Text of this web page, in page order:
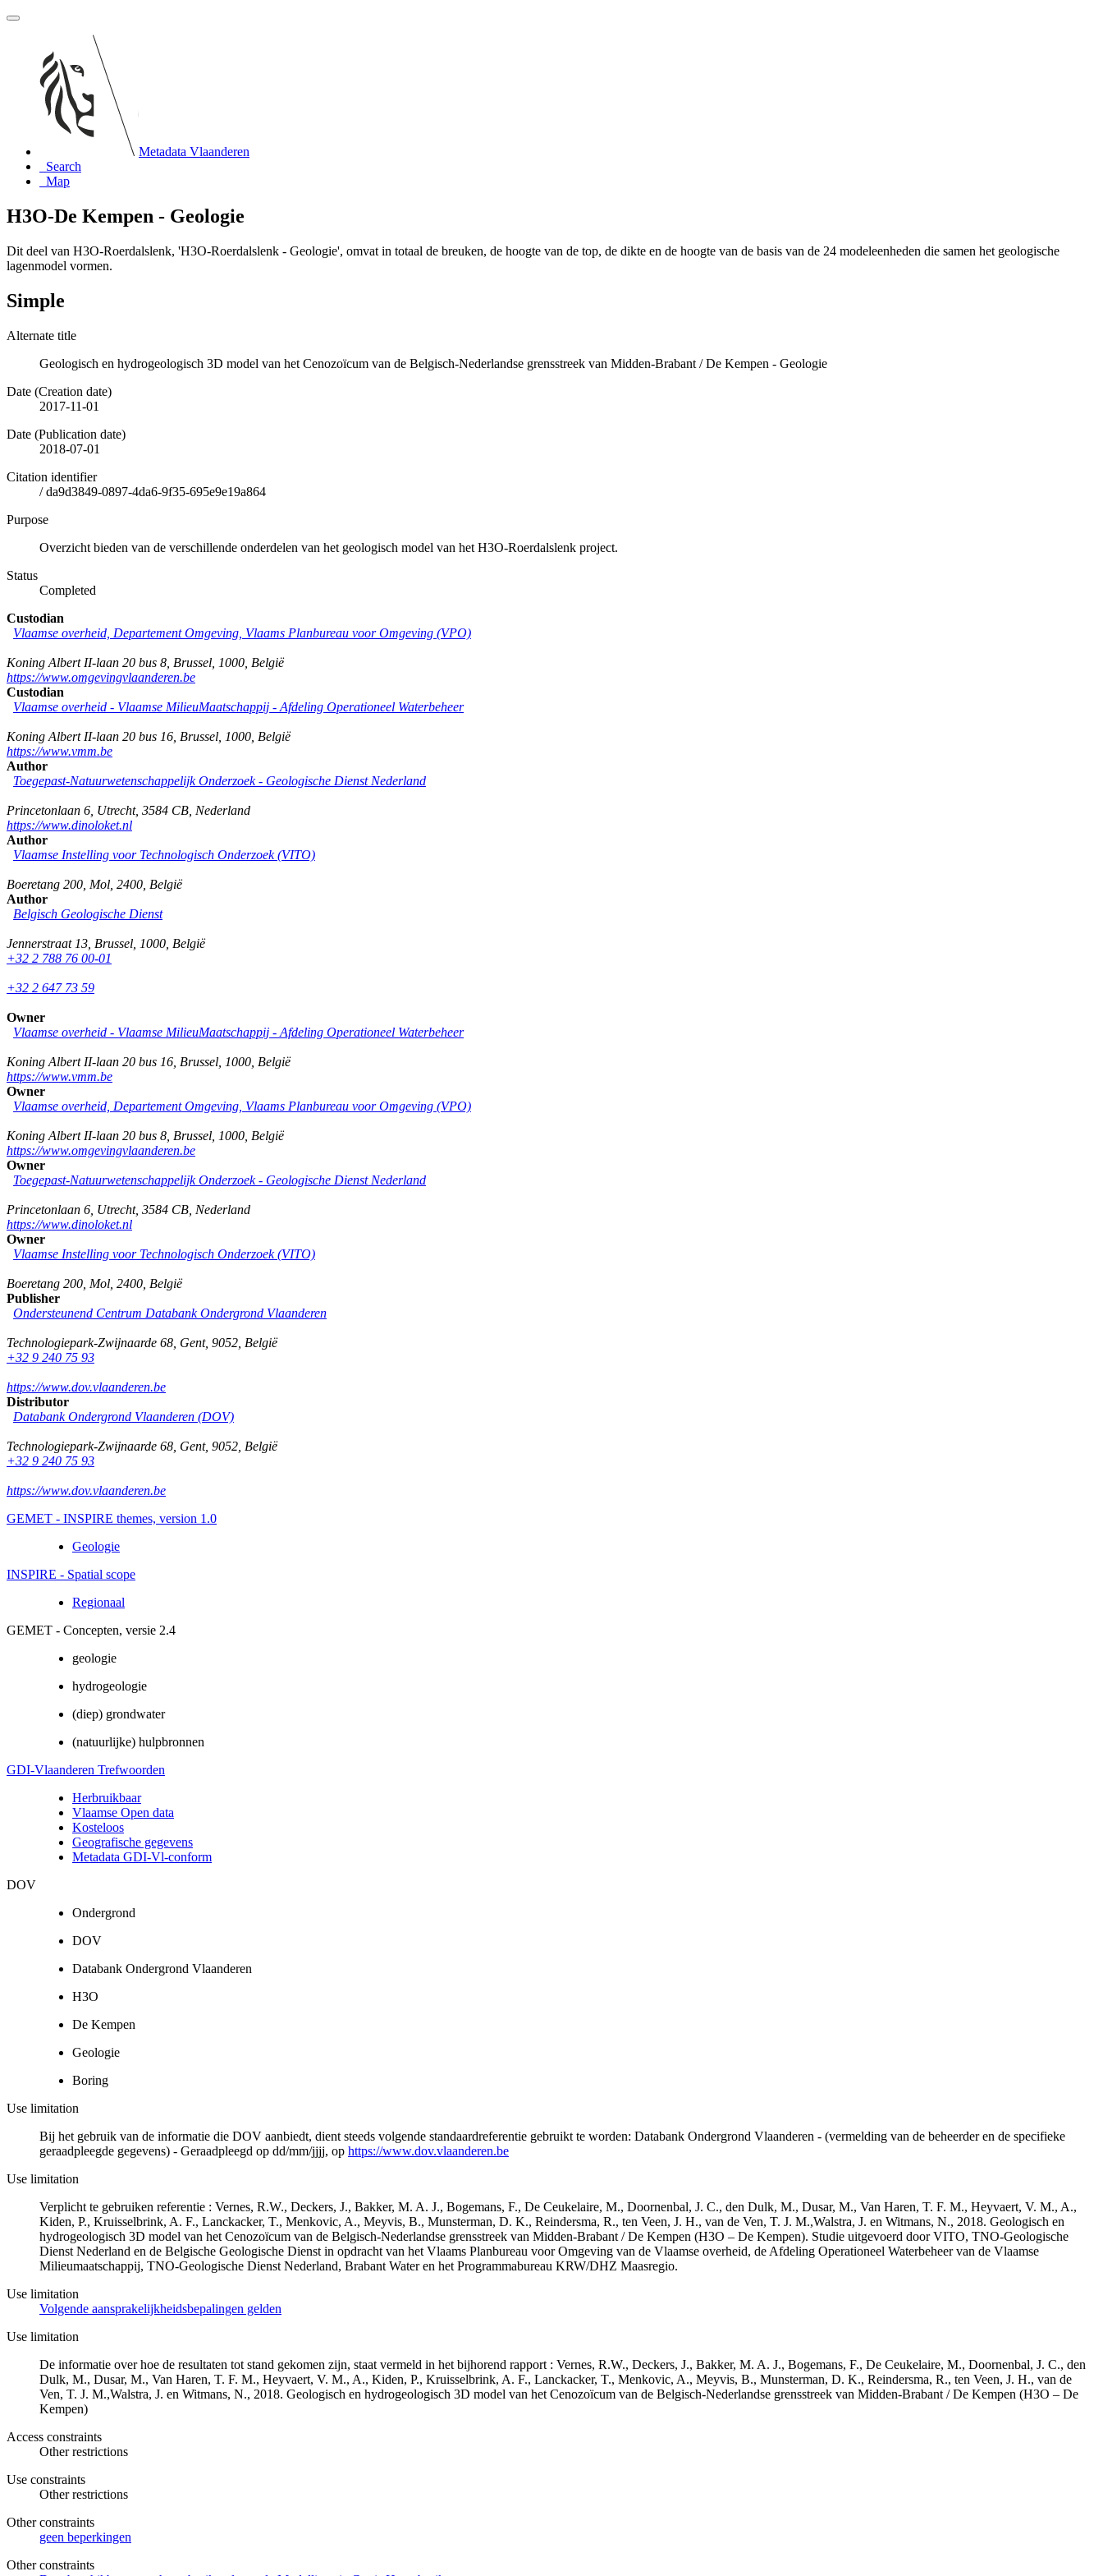
Metadata Vlaanderen
Search
Map
H3O-De Kempen - Geologie
Dit deel van H3O-Roerdalslenk, 'H3O-Roerdalslenk - Geologie', omvat in totaal de breuken, de hoogte van de top, de dikte en de hoogte van de basis van de 24 modeleenheden die samen het geologische
lagenmodel vormen.
Simple
Alternate title
Geologisch en hydrogeologisch 3D model van het Cenozoïcum van de Belgisch-Nederlandse grensstreek van Midden-Brabant / De Kempen - Geologie
Date (Creation date)
2017-11-01
Date (Publication date)
2018-07-01
Citation identifier
/da9d3849-0897-4da6-9f35-695e9e19a864
Purpose
Overzicht bieden van de verschillende onderdelen van het geologisch model van het H3O-Roerdalslenk project.
Status
Completed
Custodian
Vlaamse overheid, Departement Omgeving, Vlaams Planbureau voor Omgeving (VPO)
Koning Albert II-laan 20 bus 8 Brussel 1000 België
https://www.omgevingvlaanderen.be
Custodian
Vlaamse overheid - Vlaamse MilieuMaatschappij - Afdeling Operationeel Waterbeheer
Koning Albert II-laan 20 bus 16 Brussel 1000 België
https://www.vmm.be
Author
Toegepast-Natuurwetenschappelijk Onderzoek - Geologische Dienst Nederland
Princetonlaan 6 Utrecht, 3584 CB Nederland
https://www.dinoloket.nl
Author
Vlaamse Instelling voor Technologisch Onderzoek (VITO)
Boeretang 200 Mol 2400 België
Author
Belgisch Geologische Dienst
Jennerstraat 13 Brussel 1000 België
+32 2 788 76 00-01
+32 2 647 73 59
Owner
Vlaamse overheid - Vlaamse MilieuMaatschappij - Afdeling Operationeel Waterbeheer
Koning Albert II-laan 20 bus 16 Brussel 1000 België
https://www.vmm.be
Owner
Vlaamse overheid, Departement Omgeving, Vlaams Planbureau voor Omgeving (VPO)
Koning Albert II-laan 20 bus 8 Brussel 1000 België
https://www.omgevingvlaanderen.be
Owner
Toegepast-Natuurwetenschappelijk Onderzoek - Geologische Dienst Nederland
Princetonlaan 6 Utrecht, 3584 CB Nederland
https://www.dinoloket.nl
Owner
Vlaamse Instelling voor Technologisch Onderzoek (VITO)
Boeretang 200 Mol 2400 België
Publisher
Ondersteunend Centrum Databank Ondergrond Vlaanderen
Technologiepark-Zwijnaarde 68 Gent, 9052 België
+32 9 240 75 93
https://www.dov.vlaanderen.be
Distributor
Databank Ondergrond Vlaanderen (DOV)
Technologiepark-Zwijnaarde 68 Gent, 9052 België
+32 9 240 75 93
https://www.dov.vlaanderen.be
GEMET - INSPIRE themes, version 1.0
Geologie
INSPIRE - Spatial scope
Regionaal
GEMET - Concepten, versie 2.4
geologie
hydrogeologie
(diep) grondwater
(natuurlijke) hulpbronnen
GDI-Vlaanderen Trefwoorden
Herbruikbaar
Vlaamse Open data
Kosteloos
Geografische gegevens
Metadata GDI-Vl-conform
DOV
Ondergrond
DOV
Databank Ondergrond Vlaanderen
H3O
De Kempen
Geologie
Boring
Use limitation
Bij het gebruik van de informatie die DOV aanbiedt, dient steeds volgende standaardreferentie gebruikt te worden: Databank Ondergrond Vlaanderen - (vermelding van de beheerder en de specifieke
geraadpleegde gegevens) - Geraadpleegd op dd/mm/jjjj, op https://www.dov.vlaanderen.be
Use limitation
Verplicht te gebruiken referentie : Vernes, R.W., Deckers, J., Bakker, M. A. J., Bogemans, F., De Ceukelaire, M., Doornenbal, J. C., den Dulk, M., Dusar, M., Van Haren, T. F. M., Heyvaert, V. M., A.,
Kiden, P., Kruisselbrink, A. F., Lanckacker, T., Menkovic, A., Meyvis, B., Munsterman, D. K., Reindersma, R., ten Veen, J. H., van de Ven, T. J. M.,Walstra, J. en Witmans, N., 2018. Geologisch en
hydrogeologisch 3D model van het Cenozoïcum van de Belgisch-Nederlandse grensstreek van Midden-Brabant / De Kempen (H3O – De Kempen). Studie uitgevoerd door VITO, TNO-Geologische
Dienst Nederland en de Belgische Geologische Dienst in opdracht van het Vlaams Planbureau voor Omgeving van de Vlaamse overheid, de Afdeling Operationeel Waterbeheer van de Vlaamse
Milieumaatschappij, TNO-Geologische Dienst Nederland, Brabant Water en het Programmabureau KRW/DHZ Maasregio.
Use limitation
Volgende aansprakelijkheidsbepalingen gelden
Use limitation
De informatie over hoe de resultaten tot stand gekomen zijn, staat vermeld in het bijhorend rapport : Vernes, R.W., Deckers, J., Bakker, M. A. J., Bogemans, F., De Ceukelaire, M., Doornenbal, J. C., den
Dulk, M., Dusar, M., Van Haren, T. F. M., Heyvaert, V. M., A., Kiden, P., Kruisselbrink, A. F., Lanckacker, T., Menkovic, A., Meyvis, B., Munsterman, D. K., Reindersma, R., ten Veen, J. H., van de
Ven, T. J. M.,Walstra, J. en Witmans, N., 2018. Geologisch en hydrogeologisch 3D model van het Cenozoïcum van de Belgisch-Nederlandse grensstreek van Midden-Brabant / De Kempen (H3O – De
Kempen)
Access constraints
Other restrictions
Use constraints
Other restrictions
Other constraints
geen beperkingen
Other constraints